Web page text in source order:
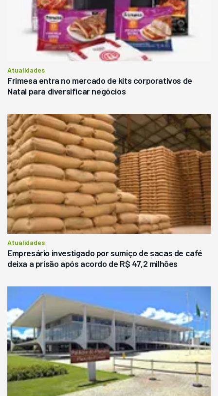
Atualidades
Frimesa entra no mercado de kits corporativos de
Natal para diversificar negócios
Atualidades
Empresário investigado por sumiço de sacas de café
deixa a prisão após acordo de R$ 47,2 milhões